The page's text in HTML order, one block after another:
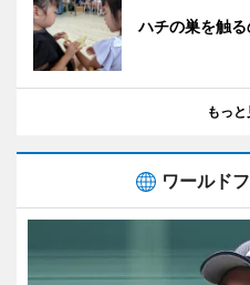
ハチの巣を触
もっと
ワールド